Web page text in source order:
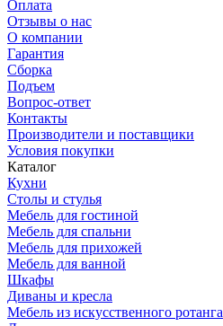
Оплата
Отзывы о нас
О компании
Гарантия
Сборка
Подъем
Вопрос-ответ
Контакты
Производители и поставщики
Условия покупки
Каталог
Кухни
Столы и стулья
Мебель для гостиной
Мебель для спальни
Мебель для прихожей
Мебель для ванной
Шкафы
Диваны и кресла
Мебель из искусственного ротанга